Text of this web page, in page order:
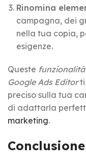
Rinomina
campagna, dei
nella tua copia,
esigenze.
Queste
Google Ads Editorti
preciso sulla tua
di adattarla
marketing.
Conclusione